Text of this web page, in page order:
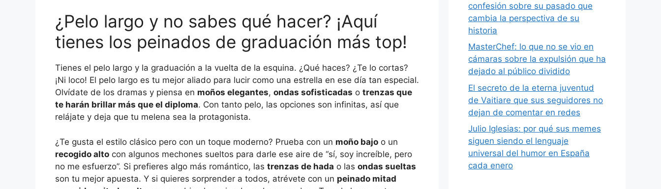
¿Pelo largo y no sabes qué hacer? ¡Aquí
tienes los peinados de graduación más top!
Tienes el pelo largo y la graduación a la vuelta de la esquina. ¿Qué haces? ¿Te lo cortas?
¡Ni loco! El pelo largo es tu mejor aliado para lucir como una estrella en ese día tan especial.
Olvídate de los dramas y piensa en moños elegantes, ondas sofisticadas o trenzas que
te harán brillar más que el diploma. Con tanto pelo, las opciones son infinitas, así que
relájate y deja que tu melena sea la protagonista.
¿Te gusta el estilo clásico pero con un toque moderno? Prueba con un moño bajo o un
recogido alto con algunos mechones sueltos para darle ese aire de “sí, soy increíble, pero
no me esfuerzo”. Si prefieres algo más romántico, las trenzas de hada o las ondas sueltas
son tu mejor apuesta. Y si quieres sorprender a todos, atrévete con un peinado mitad
confesión sobre su pasado que
cambia la perspectiva de su
historia
MasterChef: lo que no se vio en
cámaras sobre la expulsión que ha
dejado al público dividido
El secreto de la eterna juventud
de Vaitiare que sus seguidores no
dejan de comentar en redes
Julio Iglesias: por qué sus memes
siguen siendo el lenguaje
universal del humor en España
cada enero